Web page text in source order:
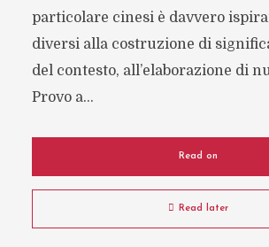
particolare cinesi è davvero
diversi alla costruzione di
del contesto, all’elaborazione di
Provo a...
Read on
Read later